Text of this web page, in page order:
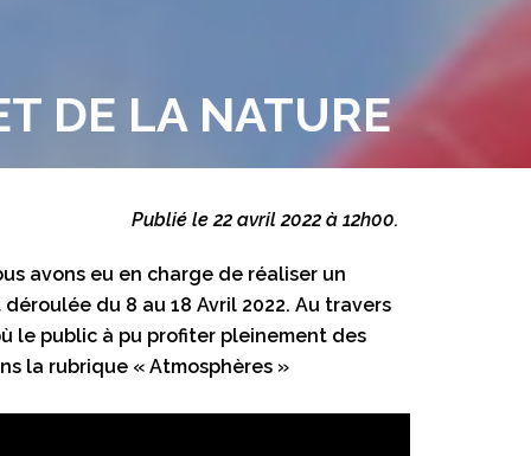
DE LA NATURE
Publié le 22 avril 2022 à 12h00.
avons eu en charge de réaliser un
du 8 au 18 Avril 2022. Au travers
le public à pu profiter pleinement des
la rubrique « Atmosphères »